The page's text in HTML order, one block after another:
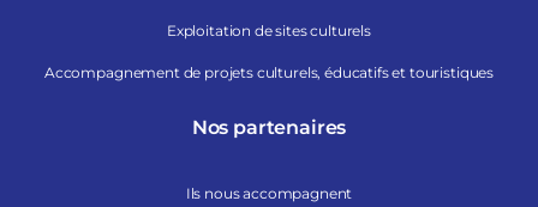
Exploitation de sites culturels
Accompagnement de projets culturels, éducatifs et touristiques
Nos partenaires
Ils nous accompagnent